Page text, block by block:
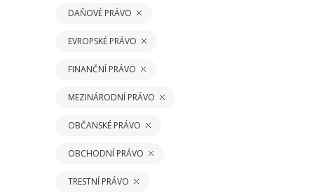
DAŇOVÉ PRÁVO
EVROPSKÉ PRÁVO
FINANČNÍ PRÁVO
MEZINÁRODNÍ PRÁVO
OBČANSKÉ PRÁVO
OBCHODNÍ PRÁVO
TRESTNÍ PRÁVO